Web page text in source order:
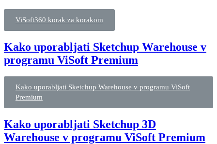
ViSoft360 korak za korakom
Kako uporabljati Sketchup Warehouse v
programu ViSoft Premium
Kako uporabljati Sketchup Warehouse v programu ViSoft
Premium
Kako uporabljati Sketchup 3D
Warehouse v programu ViSoft Premium